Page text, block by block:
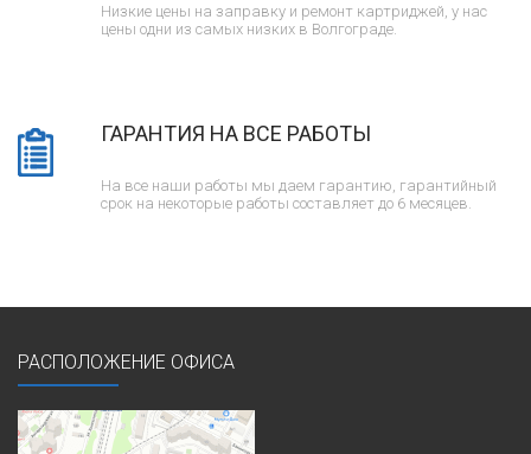
Низкие цены на заправку и ремонт картриджей, у нас
цены одни из самых низких в Волгограде.
ГАРАНТИЯ НА ВСЕ РАБОТЫ
На все наши работы мы даем гарантию, гарантийный
срок на некоторые работы составляет до 6 месяцев.
РАСПОЛОЖЕНИЕ ОФИСА